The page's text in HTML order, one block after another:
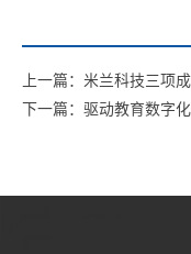
上一篇：米兰科技三项
下一篇：驱动教育数字